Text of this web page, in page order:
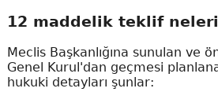
12 maddelik teklif
Meclis Başkanlığına sunulan ve
Genel Kurul'dan geçmesi
hukuki detayları şunlar: